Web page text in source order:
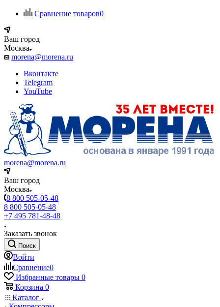
Сравнение товаров0
Ваш город
Москва
morena@morena.ru
Вконтакте
Telegram
YouTube
morena@morena.ru
Ваш город
Москва
8 800 505-05-48
8 800 505-05-48
+7 495 781-48-48
Заказать звонок
Поиск
Войти
Сравнение0
Избранные товары 0
Корзина 0
Каталог